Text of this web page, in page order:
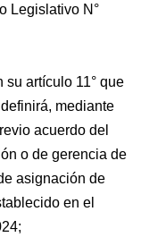
Legislativo N°
artículo 11° que
mediante
acuerdo del
o de gerencia de
asignación de
en el